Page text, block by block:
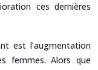
ces dernières
est l’augmentation
femmes. Alors que